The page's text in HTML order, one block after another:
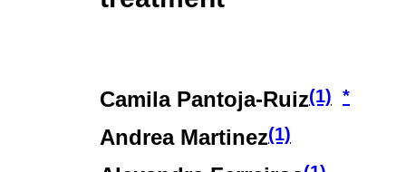
Camila Pantoja-Ruiz(1) *
Andrea Martinez(1)